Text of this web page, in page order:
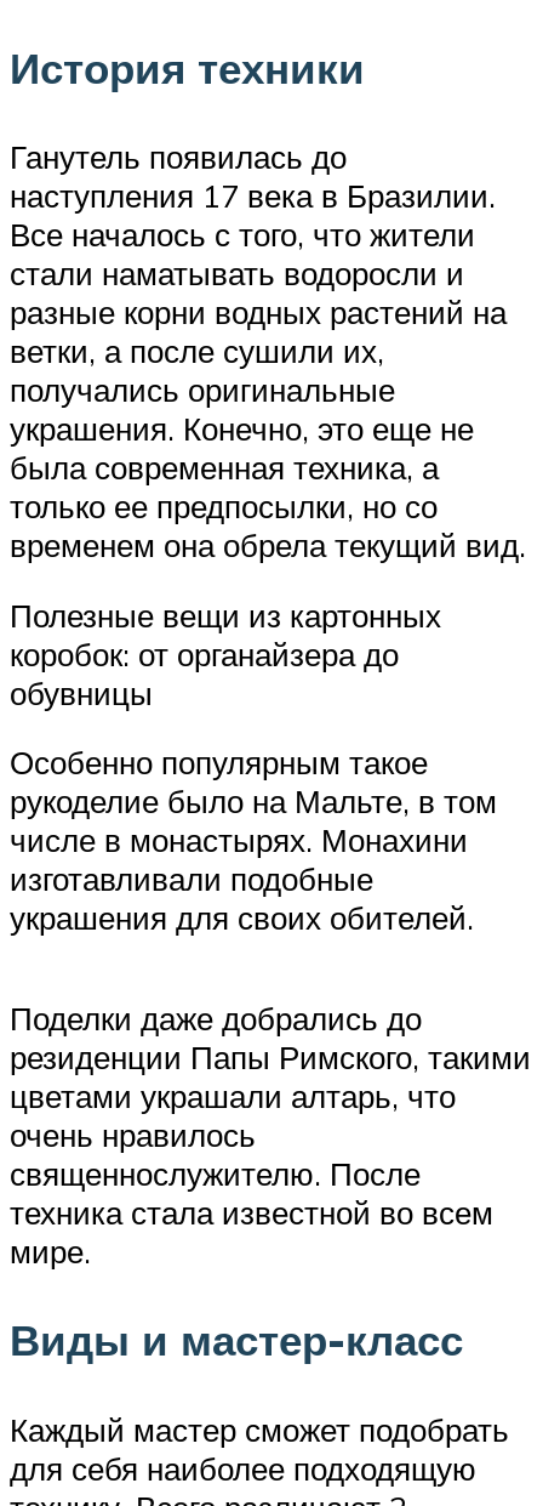
История техники
Ганутель появилась до
наступления 17 века в Бразилии.
Все началось с того, что жители
стали наматывать водоросли и
разные корни водных растений на
ветки, а после сушили их,
получались оригинальные
украшения. Конечно, это еще не
была современная техника, а
только ее предпосылки, но со
временем она обрела текущий вид.
Полезные вещи из картонных
коробок: от органайзера до
обувницы
Особенно популярным такое
рукоделие было на Мальте, в том
числе в монастырях. Монахини
изготавливали подобные
украшения для своих обителей.
Поделки даже добрались до
резиденции Папы Римского, такими
цветами украшали алтарь, что
очень нравилось
священнослужителю. После
техника стала известной во всем
мире.
Виды и мастер-класс
Каждый мастер сможет подобрать
для себя наиболее подходящую